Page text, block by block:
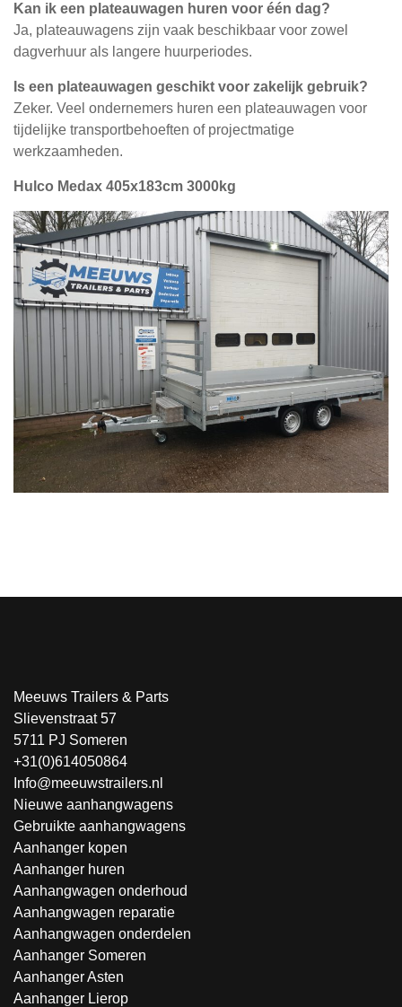
Kan ik een plateauwagen huren voor één dag?
Ja, plateauwagens zijn vaak beschikbaar voor zowel
dagverhuur als langere huurperiodes.
Is een plateauwagen geschikt voor zakelijk gebruik?
Zeker. Veel ondernemers huren een plateauwagen voor
tijdelijke transportbehoeften of projectmatige
werkzaamheden.
Hulco Medax 405x183cm 3000kg
Meeuws Trailers & Parts
Slievenstraat 57
5711 PJ Someren
+31(0)614050864
Info@meeuwstrailers.nl
Nieuwe aanhangwagens
Gebruikte aanhangwagens
Aanhanger kopen
Aanhanger huren
Aanhangwagen onderhoud
Aanhangwagen reparatie
Aanhangwagen onderdelen
Aanhanger Someren
Aanhanger Asten
Aanhanger Lierop